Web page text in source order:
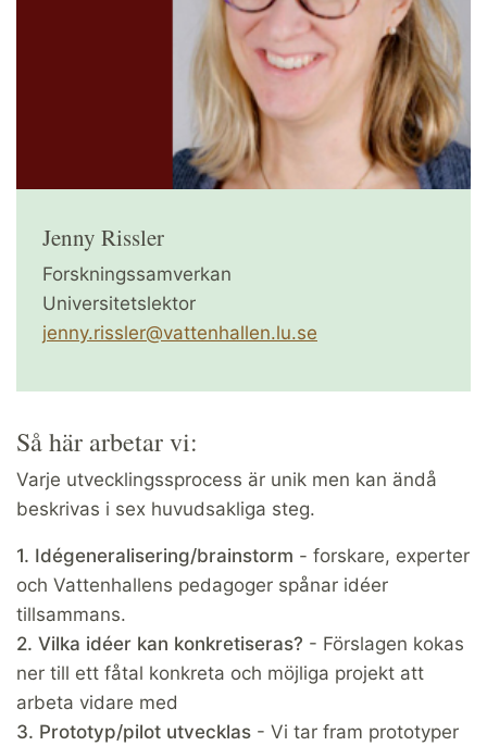
Jenny Rissler
Forskningssamverkan
Universitetslektor
jenny.rissler@vattenhallen.lu.se
Så här arbetar vi:
Varje utvecklingssprocess är unik men kan ändå
beskrivas i sex huvudsakliga steg.
1. Idégeneralisering/brainstorm - forskare, experter
och Vattenhallens pedagoger spånar idéer
tillsammans.
2. Vilka idéer kan konkretiseras? - Förslagen kokas
ner till ett fåtal konkreta och möjliga projekt att
arbeta vidare med
3. Prototyp/pilot utvecklas - Vi tar fram prototyper